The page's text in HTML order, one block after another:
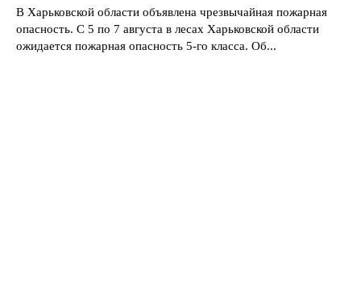
В Харьковской области объявлена чрезвычайная пожарная
опасность. С 5 по 7 августа в лесах Харьковской области
ожидается пожарная опасность 5-го класса. Об...